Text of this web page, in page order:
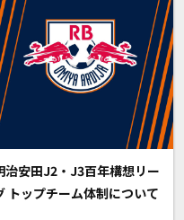
治安田J2・J3百年構想リー
トップチーム体制について